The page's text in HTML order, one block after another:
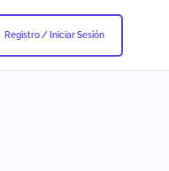
Registro / Iniciar Sesión